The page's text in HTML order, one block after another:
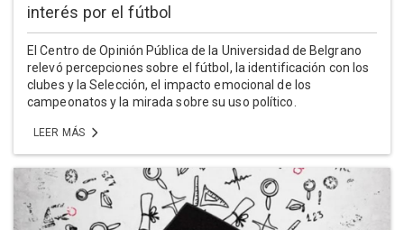
interés por el fútbol
El Centro de Opinión Pública de la Universidad de Belgrano
relevó percepciones sobre el fútbol, la identificación con los
clubes y la Selección, el impacto emocional de los
campeonatos y la mirada sobre su uso político.
LEER MÁS